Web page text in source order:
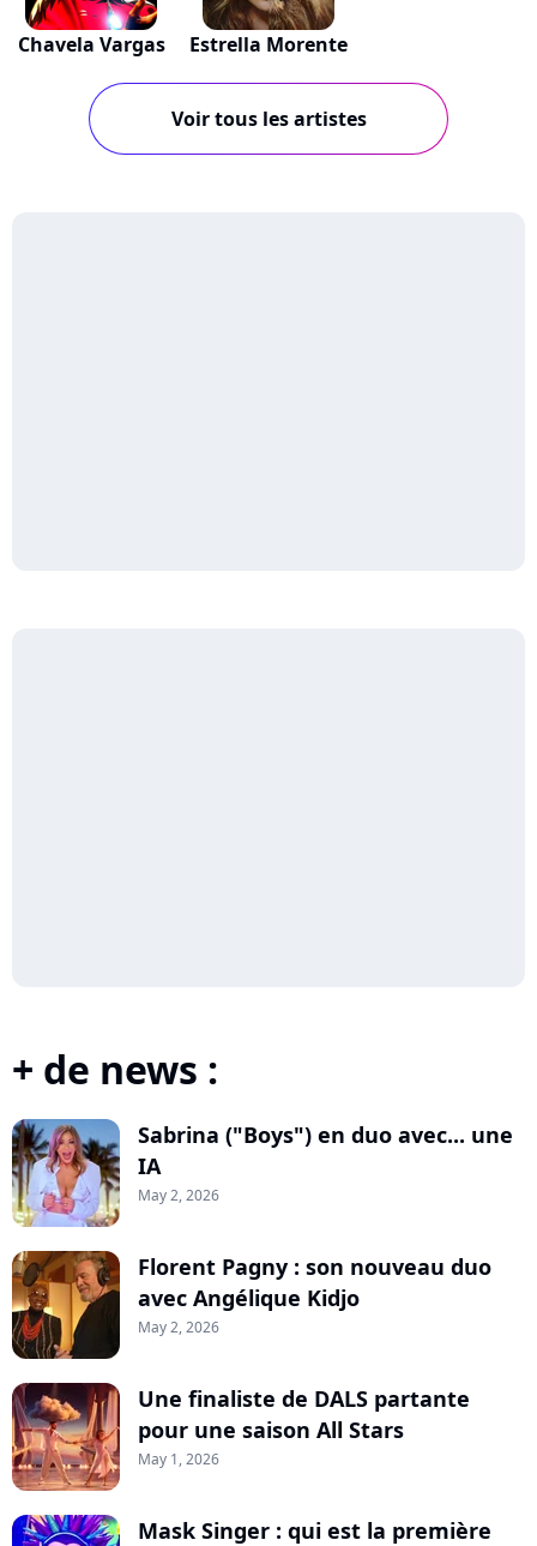
Chavela Vargas Estrella Morente
Voir tous les artistes
+ de news :
Sabrina ("Boys") en duo avec... une
IA
May 2, 2026
Florent Pagny : son nouveau duo
avec Angélique Kidjo
May 2, 2026
Une finaliste de DALS partante
pour une saison All Stars
May 1, 2026
Mask Singer : qui est la première